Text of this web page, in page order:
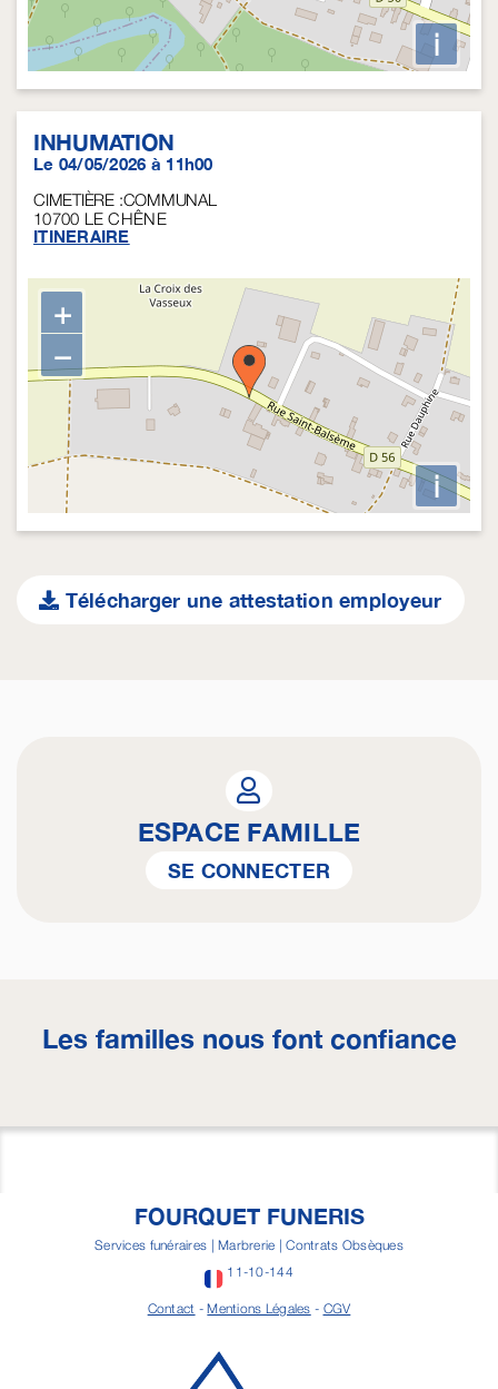
i
INHUMATION
Le 04/05/2026 à 11h00
CIMETIÈRE :COMMUNAL
10700 LE CHÊNE
ITINERAIRE
+
−
i
Télécharger une attestation employeur
ESPACE FAMILLE
SE CONNECTER
Les familles nous font confiance
FOURQUET FUNERIS
Services funéraires | Marbrerie | Contrats Obsèques
11-10-144
Contact -Mentions Légales - CGV